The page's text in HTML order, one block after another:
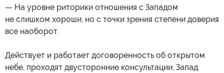
— На уровне риторики отношения с Западом
не слишком хороши, но с точки зрения степени доверия
все наоборот.
Действует и работает договоренность об открытом
небе, проходят двусторонние консультации, Запад